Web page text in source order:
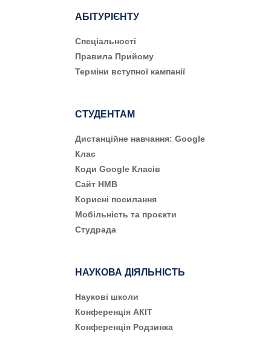
АБІТУРІЄНТУ
Cпеціальності
Правила Прийому
Терміни вступної кампанії
СТУДЕНТАМ
Дистанційне навчання: Google
Клас
Коди Google Класів
Сайт НМВ
Корисні посилання
Мобільність та проєкти
Студрада
НАУКОВА ДІЯЛЬНІСТЬ
Наукові школи
Конференція АКІТ
Конференція Родзинка